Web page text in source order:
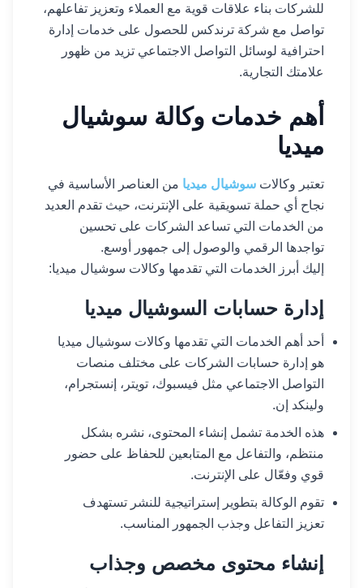
للشركات بناء علاقات قوية مع العملاء وتعزيز تفاعلهم،
تواصل مع شركة ترندكس للحصول على خدمات إدارة
احترافية لوسائل التواصل الاجتماعي تزيد من ظهور
علامتك التجارية.
أهم خدمات وكالة سوشيال
ميديا
تعتبر وكالات سوشيال ميديا من العناصر الأساسية في
نجاح أي حملة تسويقية على الإنترنت، حيث تقدم العديد
من الخدمات التي تساعد الشركات على تحسين
تواجدها الرقمي والوصول إلى جمهور أوسع.
إليك أبرز الخدمات التي تقدمها وكالات سوشيال ميديا:
إدارة حسابات السوشيال ميديا
أحد أهم الخدمات التي تقدمها وكالات سوشيال ميديا
هو إدارة حسابات الشركات على مختلف منصات
التواصل الاجتماعي مثل فيسبوك، تويتر، إنستجرام،
ولينكد إن.
هذه الخدمة تشمل إنشاء المحتوى، نشره بشكل
منتظم، والتفاعل مع المتابعين للحفاظ على حضور
قوي وفعّال على الإنترنت.
تقوم الوكالة بتطوير إستراتيجية للنشر تستهدف
تعزيز التفاعل وجذب الجمهور المناسب.
إنشاء محتوى مخصص وجذاب